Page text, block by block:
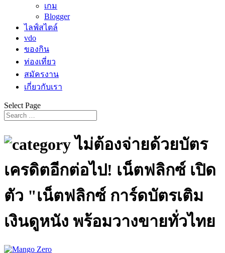
เกม
Blogger
ไลฟ์สไตล์
vdo
ของกิน
ท่องเที่ยว
สมัครงาน
เกี่ยวกับเรา
Select Page
ไม่ต้องจ่ายด้วยบัตร
เครดิตอีกต่อไป! เน็ตฟลิกซ์ เปิด
ตัว "เน็ตฟลิกซ์ การ์ดบัตรเติม
เงินดูหนัง พร้อมวางขายทั่วไทย